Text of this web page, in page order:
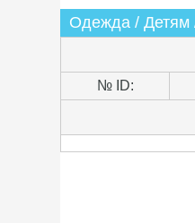
Одежда / Детям
№ ID: